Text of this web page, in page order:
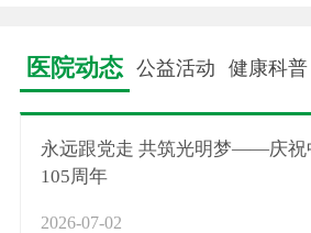
医院动态 公益活动 健康科普
永远跟党走 共筑光明梦——庆祝中国共产党成立
105周年
2026-07-02